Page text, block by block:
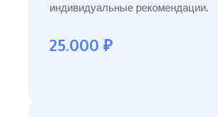
индивидуальные рекомендации.
25.000 ₽